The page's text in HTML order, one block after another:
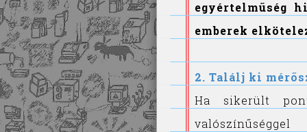
egyértelműség
emberek
2. Találj ki
Ha sikerült